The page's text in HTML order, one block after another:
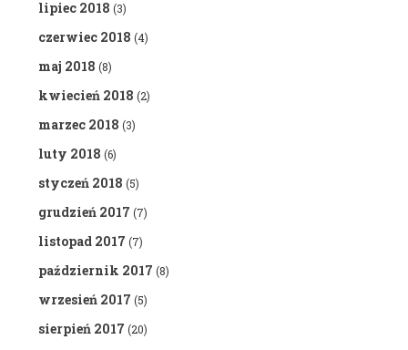
lipiec 2018 (3)
czerwiec 2018 (4)
maj 2018 (8)
kwiecień 2018 (2)
marzec 2018 (3)
luty 2018 (6)
styczeń 2018 (5)
grudzień 2017 (7)
listopad 2017 (7)
październik 2017 (8)
wrzesień 2017 (5)
sierpień 2017 (20)